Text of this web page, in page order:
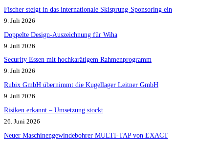
Fischer steigt in das internationale Skisprung-Sponsoring ein
9. Juli 2026
Doppelte Design-Auszeichnung für Wiha
9. Juli 2026
Security Essen mit hochkarätigem Rahmenprogramm
9. Juli 2026
Rubix GmbH übernimmt die Kugellager Leitner GmbH
9. Juli 2026
Risiken erkannt – Umsetzung stockt
26. Juni 2026
Neuer Maschinengewindebohrer MULTI-TAP von EXACT